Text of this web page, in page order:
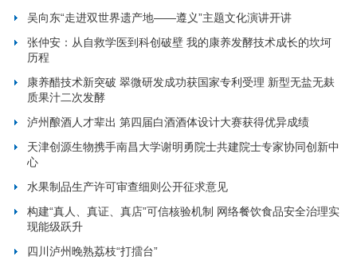
吴向东“走进双世界遗产地——遵义”主题文化演讲开讲
张仲安：从自救学医到科创破壁 我的康养发酵技术成长的坎坷
历程
康养醋技术新突破 翠微研发成功获国家专利受理 新型无盐无麸
质果汁二次发酵
泸州酿酒人才辈出 第四届白酒酒体设计大赛获得优异成绩
天津创源生物携手南昌大学谢明勇院士共建院士专家协同创新中
心
水果制品生产许可审查细则公开征求意见
构建“真人、真证、真店”可信核验机制 网络餐饮食品安全治理实
现能级跃升
四川泸州晚熟荔枝“打擂台”